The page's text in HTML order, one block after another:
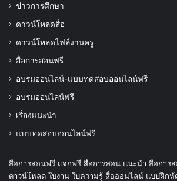
ข่าวการศึกษา
ดาวน์โหลดสื่อ
ดาวน์โหลดไฟล์งานครู
สื่อการสอนฟรี
อบรมออนไลน์-แบบทดสอบออนไลน์ฟรี
อบรมออนไลน์ฟรี
เรื่องแนะนำ
แบบทดสอบออนไลน์ฟรี
สื่อการสอนฟรี แจกฟรี สื่อการสอน แนะนำ สื่อการ
ดาวน์โหลด ใบงาน ใบความรู้ สื่อออนไลน์ แบบฝึก